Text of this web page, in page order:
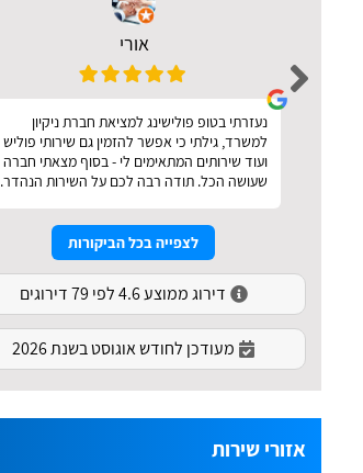
אורי
נעזרתי בטופ פולישינג למציאת חברת ניקיון
למשרד, גילתי כי אפשר להזמין גם שירותי פוליש
ועוד שירותים המתאימים לי - בסוף מצאתי חברה
שעושה הכל. תודה רבה לכם על השירות הנהדר.
לצפייה בכל הביקורות
דירוג ממוצע 4.6 לפי 79 דירוגים
מעודכן לחודש אוגוסט בשנת 2026
אזורי שירות